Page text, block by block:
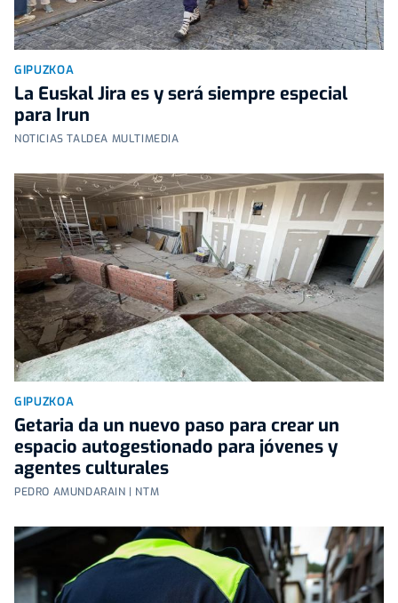
GIPUZKOA
La Euskal Jira es y será siempre especial
para Irun
NOTICIAS TALDEA MULTIMEDIA
GIPUZKOA
Getaria da un nuevo paso para crear un
espacio autogestionado para jóvenes y
agentes culturales
PEDRO AMUNDARAIN | NTM